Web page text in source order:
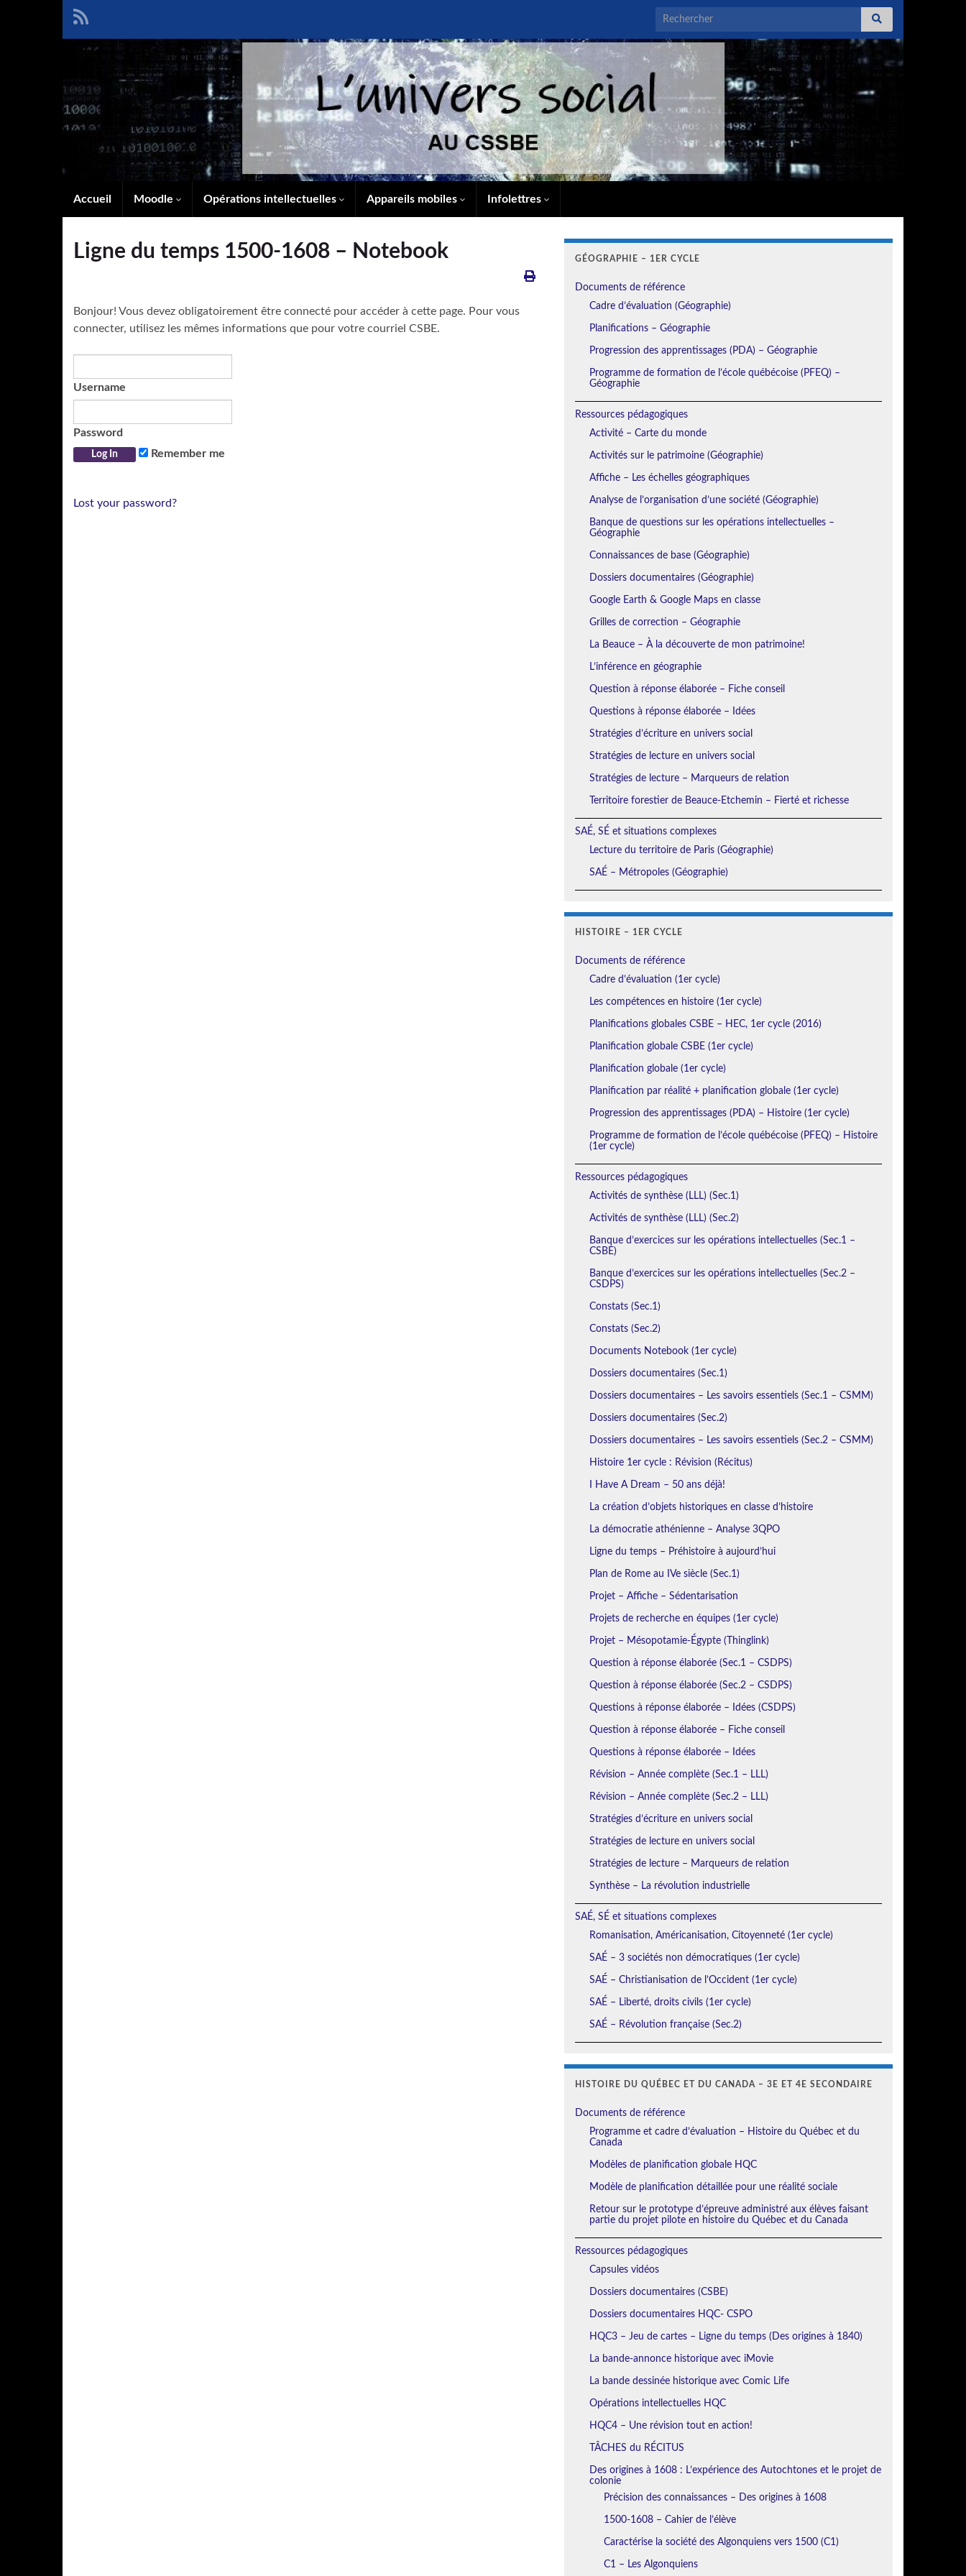
Search for:
Accueil Moodle Opérations intellectuelles Appareils mobiles Infolettres
Ligne du temps 1500-1608 – Notebook
Bonjour! Vous devez obligatoirement être connecté pour accéder à cette page. Pour vous
connecter, utilisez les mêmes informations que pour votre courriel CSBE.
Username
Password
Remember me
Lost your password?
GÉOGRAPHIE – 1ER CYCLE
Documents de référence
Cadre d’évaluation (Géographie)
Planifications – Géographie
Progression des apprentissages (PDA) – Géographie
Programme de formation de l’école québécoise (PFEQ) –
Géographie
Ressources pédagogiques
Activité – Carte du monde
Activités sur le patrimoine (Géographie)
Affiche – Les échelles géographiques
Analyse de l’organisation d’une société (Géographie)
Banque de questions sur les opérations intellectuelles –
Géographie
Connaissances de base (Géographie)
Dossiers documentaires (Géographie)
Google Earth & Google Maps en classe
Grilles de correction – Géographie
La Beauce – À la découverte de mon patrimoine!
L’inférence en géographie
Question à réponse élaborée – Fiche conseil
Questions à réponse élaborée – Idées
Stratégies d’écriture en univers social
Stratégies de lecture en univers social
Stratégies de lecture – Marqueurs de relation
Territoire forestier de Beauce-Etchemin – Fierté et richesse
SAÉ, SÉ et situations complexes
Lecture du territoire de Paris (Géographie)
SAÉ – Métropoles (Géographie)
HISTOIRE – 1ER CYCLE
Documents de référence
Cadre d’évaluation (1er cycle)
Les compétences en histoire (1er cycle)
Planifications globales CSBE – HEC, 1er cycle (2016)
Planification globale CSBE (1er cycle)
Planification globale (1er cycle)
Planification par réalité + planification globale (1er cycle)
Progression des apprentissages (PDA) – Histoire (1er cycle)
Programme de formation de l’école québécoise (PFEQ) – Histoire
(1er cycle)
Ressources pédagogiques
Activités de synthèse (LLL) (Sec.1)
Activités de synthèse (LLL) (Sec.2)
Banque d’exercices sur les opérations intellectuelles (Sec.1 –
CSBE)
Banque d’exercices sur les opérations intellectuelles (Sec.2 –
CSDPS)
Constats (Sec.1)
Constats (Sec.2)
Documents Notebook (1er cycle)
Dossiers documentaires (Sec.1)
Dossiers documentaires – Les savoirs essentiels (Sec.1 – CSMM)
Dossiers documentaires (Sec.2)
Dossiers documentaires – Les savoirs essentiels (Sec.2 – CSMM)
Histoire 1er cycle : Révision (Récitus)
I Have A Dream – 50 ans déjà!
La création d’objets historiques en classe d’histoire
La démocratie athénienne – Analyse 3QPO
Ligne du temps – Préhistoire à aujourd’hui
Plan de Rome au IVe siècle (Sec.1)
Projet – Affiche – Sédentarisation
Projets de recherche en équipes (1er cycle)
Projet – Mésopotamie-Égypte (Thinglink)
Question à réponse élaborée (Sec.1 – CSDPS)
Question à réponse élaborée (Sec.2 – CSDPS)
Questions à réponse élaborée – Idées (CSDPS)
Question à réponse élaborée – Fiche conseil
Questions à réponse élaborée – Idées
Révision – Année complète (Sec.1 – LLL)
Révision – Année complète (Sec.2 – LLL)
Stratégies d’écriture en univers social
Stratégies de lecture en univers social
Stratégies de lecture – Marqueurs de relation
Synthèse – La révolution industrielle
SAÉ, SÉ et situations complexes
Romanisation, Américanisation, Citoyenneté (1er cycle)
SAÉ – 3 sociétés non démocratiques (1er cycle)
SAÉ – Christianisation de l’Occident (1er cycle)
SAÉ – Liberté, droits civils (1er cycle)
SAÉ – Révolution française (Sec.2)
HISTOIRE DU QUÉBEC ET DU CANADA – 3E ET 4E SECONDAIRE
Documents de référence
Programme et cadre d’évaluation – Histoire du Québec et du
Canada
Modèles de planification globale HQC
Modèle de planification détaillée pour une réalité sociale
Retour sur le prototype d’épreuve administré aux élèves faisant
partie du projet pilote en histoire du Québec et du Canada
Ressources pédagogiques
Capsules vidéos
Dossiers documentaires (CSBE)
Dossiers documentaires HQC- CSPO
HQC3 – Jeu de cartes – Ligne du temps (Des origines à 1840)
La bande-annonce historique avec iMovie
La bande dessinée historique avec Comic Life
Opérations intellectuelles HQC
HQC4 – Une révision tout en action!
TÂCHES du RÉCITUS
Des origines à 1608 : L’expérience des Autochtones et le projet de
colonie
Précision des connaissances – Des origines à 1608
1500-1608 – Cahier de l’élève
Caractérise la société des Algonquiens vers 1500 (C1)
C1 – Les Algonquiens